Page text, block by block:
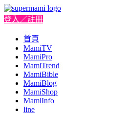
登入／註冊
首頁
MamiTV
MamiPro
MamiTrend
MamiBible
MamiBlog
MamiShop
MamiInfo
line